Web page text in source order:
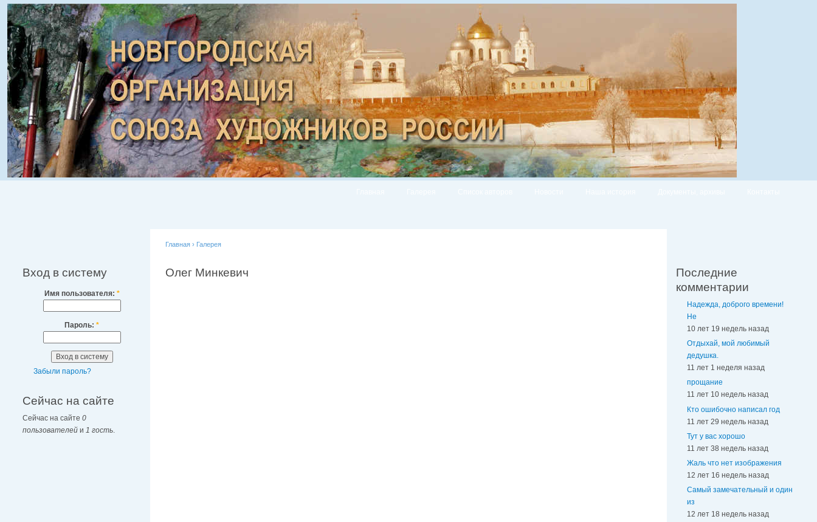
Вход в систему
Имя пользователя: *
Пароль: *
Забыли пароль?
Сейчас на сайте
Сейчас на сайте 0
пользователей и 1 гость
Главная › Галерея
Олег Минкевич
Последние
комментарии
Надежда, доброго времени!
Не
10 лет 19 недель назад
Отдыхай, мой любимый
дедушка.
11 лет 1 неделя назад
прощание
11 лет 10 недель назад
Кто ошибочно написал год
11 лет 29 недель назад
Тут у вас хорошо
11 лет 38 недель назад
Жаль что нет изображения
12 лет 16 недель назад
Самый замечательный и один
из
12 лет 18 недель назад